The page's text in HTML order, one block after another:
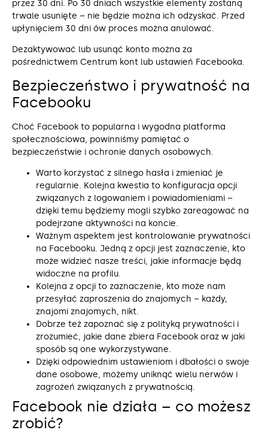
przez 30 dni. Po 30 dniach wszystkie elementy zostaną
trwale usunięte – nie będzie można ich odzyskać. Przed
upłynięciem 30 dni ów proces można anulować.
Dezaktywować lub usunąć konto można za
pośrednictwem Centrum kont lub ustawień Facebooka.
Bezpieczeństwo i prywatność na
Facebooku
Choć Facebook to popularna i wygodna platforma
społecznościowa, powinniśmy pamiętać o
bezpieczeństwie i ochronie danych osobowych.
Warto korzystać z silnego hasła i zmieniać je
regularnie. Kolejna kwestia to konfiguracja opcji
związanych z logowaniem i powiadomieniami –
dzięki temu będziemy mogli szybko zareagować na
podejrzane aktywności na koncie.
Ważnym aspektem jest kontrolowanie prywatności
na Facebooku. Jedną z opcji jest zaznaczenie, kto
może widzieć nasze treści, jakie informacje będą
widoczne na profilu.
Kolejna z opcji to zaznaczenie, kto może nam
przesyłać zaproszenia do znajomych – każdy,
znajomi znajomych, nikt.
Dobrze też zapoznać się z polityką prywatności i
zrozumieć, jakie dane zbiera Facebook oraz w jaki
sposób są one wykorzystywane.
Dzięki odpowiednim ustawieniom i dbałości o swoje
dane osobowe, możemy uniknąć wielu nerwów i
zagrożeń związanych z prywatnością.
Facebook nie działa – co możesz
zrobić?